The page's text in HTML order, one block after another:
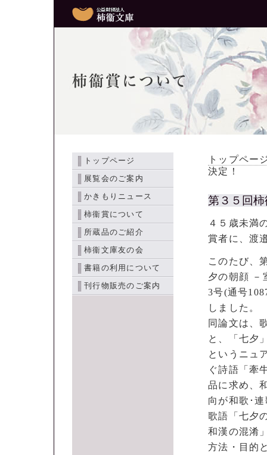
柿衞賞について
トップページ
展覧会のご案内
かきもりニュース
柿衞賞について
所蔵品のご紹介
柿衞文庫友の会
書籍の利用について
刊行物販売のご案内
トップペー
決定！
第３５回
４５歳未満
賞者に、渡
このたび、
夕の朝顔 －
3号(通号
しました。
同論文は、
と、「七夕
というニュ
ぐ詩語「牽
品に求め、
向が和歌･
歌語「七夕
和漢の混淆
方法・目的